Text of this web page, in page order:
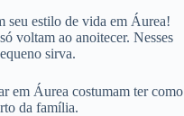
seu estilo de vida em Áurea!
voltam ao anoitecer. Nesses
sirva.
em Áurea costumam ter como
da família.